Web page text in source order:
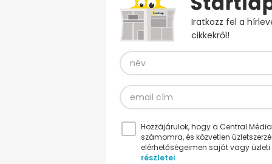
Iratkozz fel a
cikkekről!
Hozzájárulok, hogy a Central
számomra, és közvetlen
elérhetőségeimen saját vagy
részletei